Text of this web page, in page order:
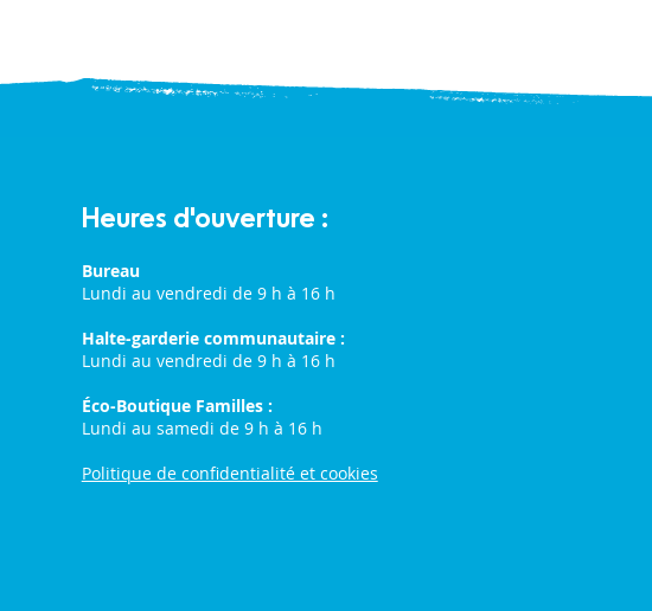
Heures d'ouverture :
Bureau
Lundi au vendredi de 9 h à 16 h
Halte-garderie communautaire :
Lundi au vendredi de 9 h à 16 h
Éco-Boutique Familles :
Lundi au samedi de 9 h à 16 h
Politique de confidentialité et cookies